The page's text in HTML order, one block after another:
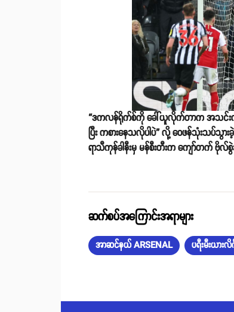
“ဒကလန်ရိုက်စ်ကို ခေါ်ယူလိုက်တာက အသင်းကို
ပြီး ကစားနေသလိုပါပဲ” လို့ ဝေဖန်သုံးသပ်သွ
ရာသီကုန်ခါနီးမှ မန်စီးတီးက ကျော်တက် ဗိုလ်စွဲ
ဆက်စပ်အကြောင်းအရာများ
အာဆင်နယ် ARSENAL ပရီးမီးယား